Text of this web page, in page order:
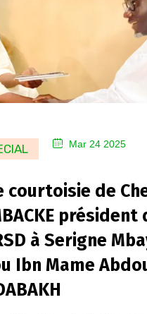
Mar 24 2025
courtoisie de
président
à Serigne
Ibn Mame